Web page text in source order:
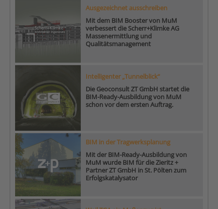
Ausgezeichnet ausschreiben
Mit dem BIM Booster von MuM
verbessert die Scherr+Klimke AG
Massenermittlung und
Qualitätsmanagement
Intelligenter „Tunnelblick“
Die Geoconsult ZT GmbH startet die
BIM-Ready-Ausbildung von MuM
schon vor dem ersten Auftrag.
BIM in der Tragwerksplanung
Mit der BIM-Ready-Ausbildung von
MuM wurde BIM für die Zieritz +
Partner ZT GmbH in St. Pölten zum
Erfolgskatalysator